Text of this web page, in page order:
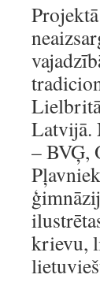
Latvijā.
– BVĢ,
krievu,